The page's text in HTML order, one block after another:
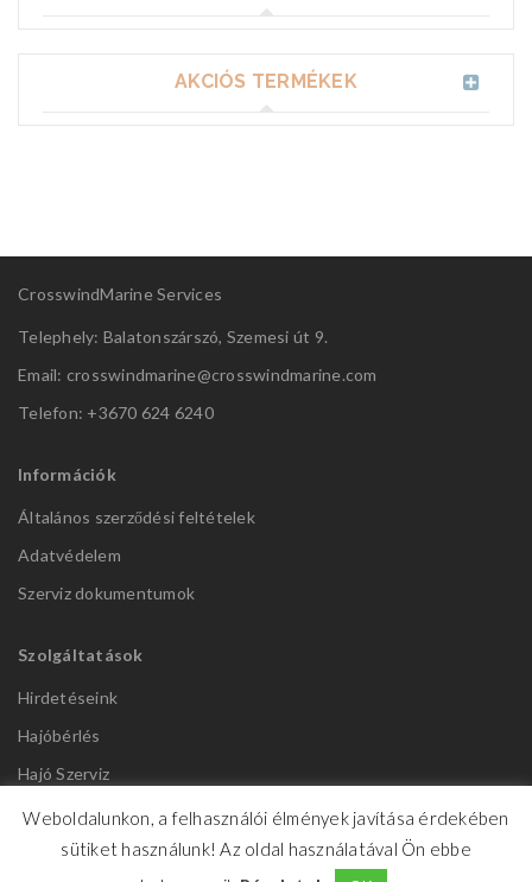
AKCIÓS TERMÉKEK
CrosswindMarine Services
Telephely: Balatonszárszó, Szemesi út 9.
Email: crosswindmarine@crosswindmarine.com
Telefon: +3670 624 6240
Információk
Általános szerződési feltételek
Adatvédelem
Szerviz dokumentumok
Szolgáltatások
Hirdetéseink
Hajóbérlés
Hajó Szerviz
Weboldalunkon, a felhasználói élmények javítása érdekében
sütiket használunk! Az oldal használatával Ön ebbe